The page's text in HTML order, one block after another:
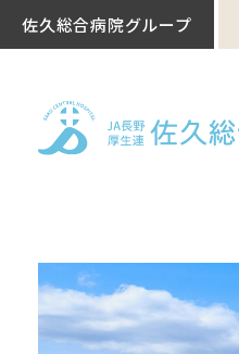
佐久総合病院グループ